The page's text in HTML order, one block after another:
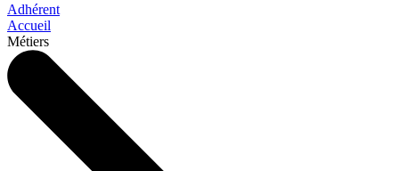
Adhérent
Accueil
Métiers